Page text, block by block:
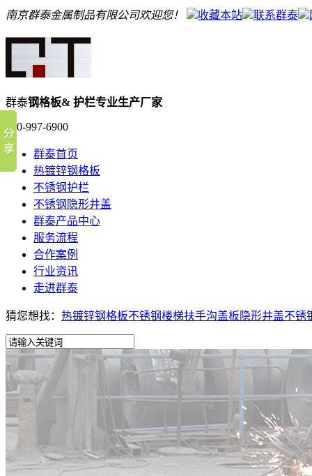
南京群泰金属制品有限公司欢迎您！ 收藏本站 联系群泰
群泰钢格板& 护栏专业生产厂家
400-997-6900
群泰首页
热镀锌钢格板
不锈钢护栏
不锈钢隐形井盖
群泰产品中心
服务流程
合作案例
行业资讯
走进群泰
猜您想找： 热镀锌钢格板不锈钢楼梯扶手沟盖板 隐形井盖不锈